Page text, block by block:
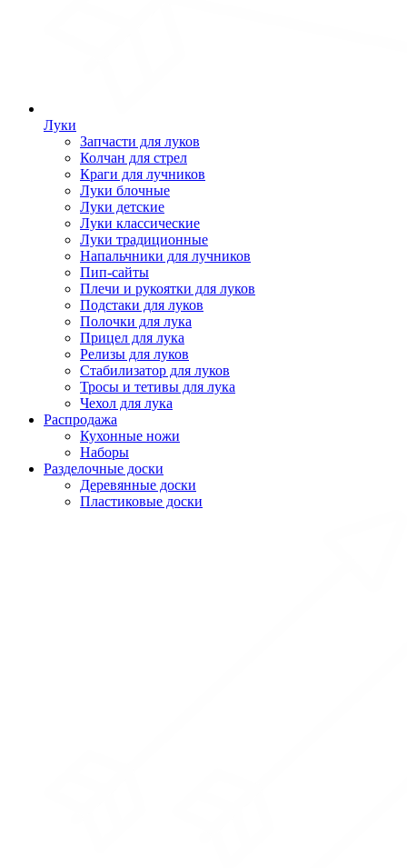
Луки
Запчасти для луков
Колчан для стрел
Краги для лучников
Луки блочные
Луки детские
Луки классические
Луки традиционные
Напальчники для лучников
Пип-сайты
Плечи и рукоятки для луков
Подстаки для луков
Полочки для лука
Прицел для лука
Релизы для луков
Стабилизатор для луков
Тросы и тетивы для лука
Чехол для лука
Распродажа
Кухонные ножи
Наборы
Разделочные доски
Деревянные доски
Пластиковые доски